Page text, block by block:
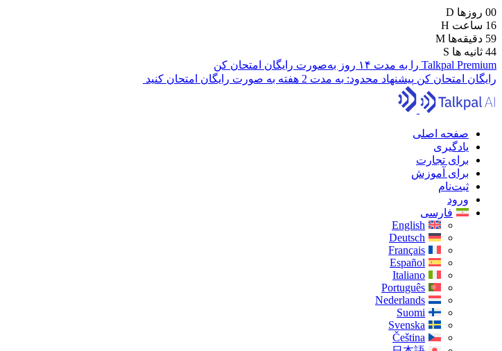
00 روزها D
16 ساعت H
59 دقیقه‌ها M
43 ثانیه ها S
Talkpal Premium را به مدت ۱۴ روز به‌صورت رایگان امتحان کن
رایگان امتحان کن پیشنهاد محدود: به مدت 2 هفته به صورت رایگان امتحان کنید
صفحه اصلی
یادگیری
برای تجارت
برای آموزش
ثبت‌نام
ورود
فارسی
English
Deutsch
Français
Español
Italiano
Português
Nederlands
Suomi
Svenska
Čeština